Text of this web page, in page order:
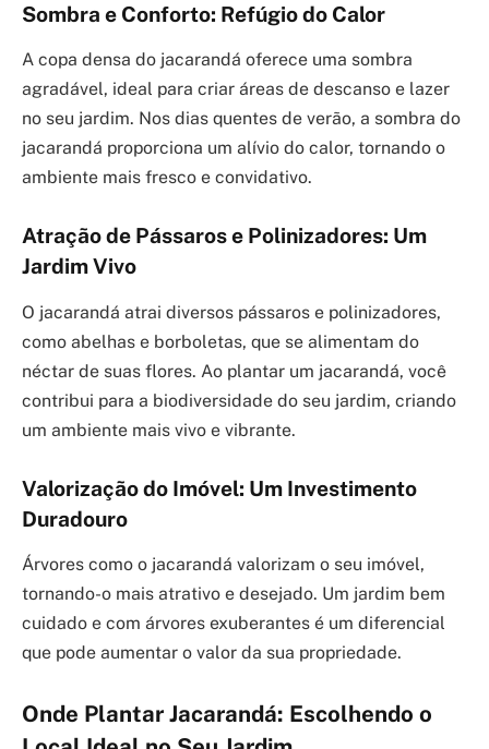
Sombra e Conforto: Refúgio do Calor
A copa densa do jacarandá oferece uma sombra
agradável, ideal para criar áreas de descanso e lazer
no seu jardim. Nos dias quentes de verão, a sombra do
jacarandá proporciona um alívio do calor, tornando o
ambiente mais fresco e convidativo.
Atração de Pássaros e Polinizadores: Um
Jardim Vivo
O jacarandá atrai diversos pássaros e polinizadores,
como abelhas e borboletas, que se alimentam do
néctar de suas flores. Ao plantar um jacarandá, você
contribui para a biodiversidade do seu jardim, criando
um ambiente mais vivo e vibrante.
Valorização do Imóvel: Um Investimento
Duradouro
Árvores como o jacarandá valorizam o seu imóvel,
tornando-o mais atrativo e desejado. Um jardim bem
cuidado e com árvores exuberantes é um diferencial
que pode aumentar o valor da sua propriedade.
Onde Plantar Jacarandá: Escolhendo o